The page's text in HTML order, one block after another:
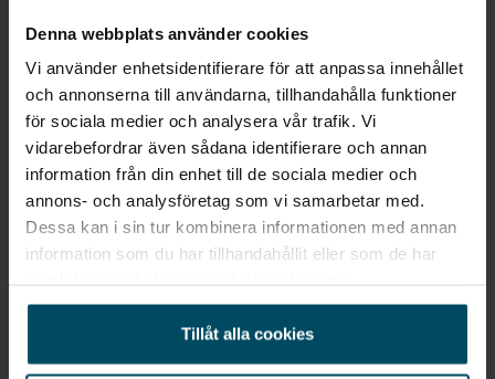
Denna webbplats använder cookies
Vi använder enhetsidentifierare för att anpassa innehållet
och annonserna till användarna, tillhandahålla funktioner
för sociala medier och analysera vår trafik. Vi
vidarebefordrar även sådana identifierare och annan
information från din enhet till de sociala medier och
annons- och analysföretag som vi samarbetar med.
Dessa kan i sin tur kombinera informationen med annan
information som du har tillhandahållit eller som de har
Tillåt alla cookies
Verkstadstjänster
Gå till Verkstad